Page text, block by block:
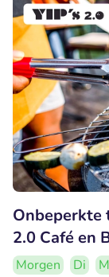
Onbeperkte
2.0 Café en
Morgen Di